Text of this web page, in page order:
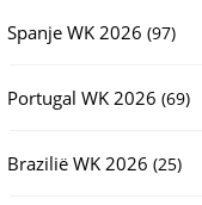
Spanje WK 2026 9797
Portugal WK 2026 6969
Brazilië WK 2026 2525